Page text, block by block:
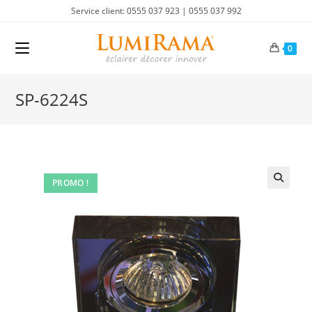
content
Service client: 0555 037 923 | 0555 037 992
0
SP-6224S
PROMO !